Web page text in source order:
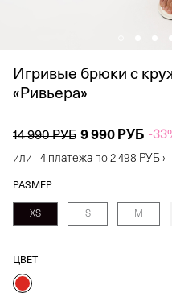
Игривые брюки с
«Ривьера»
14 990 РУБ 9 990 РУБ -
или 4 платежа по 2 498 РУБ ›
РАЗМЕР
XS S M
ЦВЕТ